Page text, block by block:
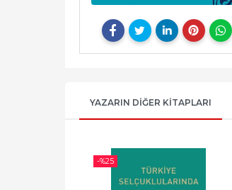
YAZARIN DIĞER KITAPLARI
-%25